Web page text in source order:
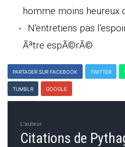
homme moins heureux
N'entretiens pas
Ãªtre espÃ©rÃ©.
PARTAGER SUR FACEBOOK TWITTER
TUMBLR GOOGLE
L'auteur
Citations de